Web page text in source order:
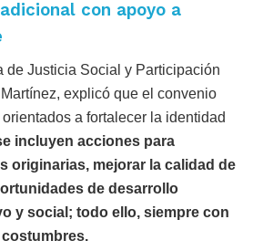
con apoyo a
de Justicia Social y Participación
explicó que el convenio
a fortalecer la identidad
incluyen acciones para
originarias, mejorar la calidad de
de desarrollo
y social; todo ello, siempre con